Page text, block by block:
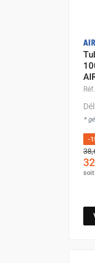
VMC
*
-
soit